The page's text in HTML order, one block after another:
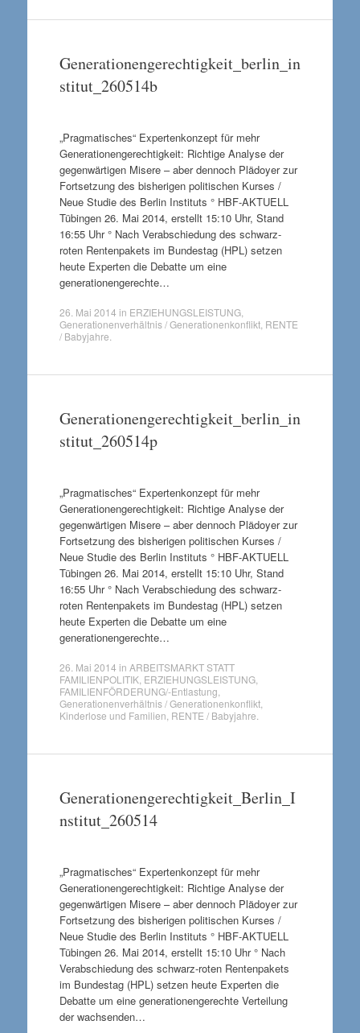
Generationengerechtigkeit_berlin_in
stitut_260514b
„Pragmatisches“ Expertenkonzept für mehr
Generationengerechtigkeit: Richtige Analyse der
gegenwärtigen Misere – aber dennoch Plädoyer zur
Fortsetzung des bisherigen politischen Kurses /
Neue Studie des Berlin Instituts ° HBF-AKTUELL
Tübingen 26. Mai 2014, erstellt 15:10 Uhr, Stand
16:55 Uhr ° Nach Verabschiedung des schwarz-
roten Rentenpakets im Bundestag (HPL) setzen
heute Experten die Debatte um eine
generationengerechte…
26. Mai 2014 in ERZIEHUNGSLEISTUNG,
Generationenverhältnis / Generationenkonflikt, RENTE
/ Babyjahre
Generationengerechtigkeit_berlin_in
stitut_260514p
„Pragmatisches“ Expertenkonzept für mehr
Generationengerechtigkeit: Richtige Analyse der
gegenwärtigen Misere – aber dennoch Plädoyer zur
Fortsetzung des bisherigen politischen Kurses /
Neue Studie des Berlin Instituts ° HBF-AKTUELL
Tübingen 26. Mai 2014, erstellt 15:10 Uhr, Stand
16:55 Uhr ° Nach Verabschiedung des schwarz-
roten Rentenpakets im Bundestag (HPL) setzen
heute Experten die Debatte um eine
generationengerechte…
26. Mai 2014 in ARBEITSMARKT STATT
FAMILIENPOLITIK, ERZIEHUNGSLEISTUNG,
FAMILIENFÖRDERUNG/-Entlastung
Generationenverhältnis / Generationenkonflikt,
Kinderlose und Familien RENTE / Babyjahre
Generationengerechtigkeit_Berlin_I
nstitut_260514
„Pragmatisches“ Expertenkonzept für mehr
Generationengerechtigkeit: Richtige Analyse der
gegenwärtigen Misere – aber dennoch Plädoyer zur
Fortsetzung des bisherigen politischen Kurses /
Neue Studie des Berlin Instituts ° HBF-AKTUELL
Tübingen 26. Mai 2014, erstellt 15:10 Uhr ° Nach
Verabschiedung des schwarz-roten Rentenpakets
im Bundestag (HPL) setzen heute Experten die
Debatte um eine generationengerechte Verteilung
der wachsenden…